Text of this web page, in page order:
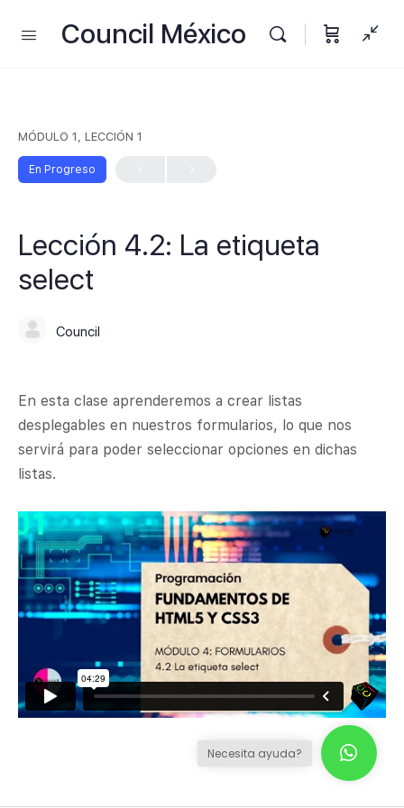
Council México
MÓDULO 1, LECCIÓN 1
En Progreso
Lección 4.2: La etiqueta
select
Council
En esta clase aprenderemos a crear listas
desplegables en nuestros formularios, lo que nos
servirá para poder seleccionar opciones en dichas
listas.
Necesita ayuda?